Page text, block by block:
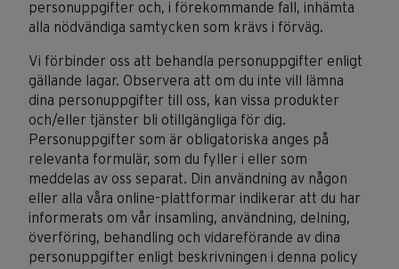
personuppgifter och, i förekommande fall, inhämta
alla nödvändiga samtycken som krävs i förväg.
Vi förbinder oss att behandla personuppgifter enligt
gällande lagar. Observera att om du inte vill lämna
dina personuppgifter till oss, kan vissa produkter
och/eller tjänster bli otillgängliga för dig.
Personuppgifter som är obligatoriska anges på
relevanta formulär, som du fyller i eller som
meddelas av oss separat. Din användning av någon
eller alla våra online-plattformar indikerar att du har
informerats om vår insamling, användning, delning,
överföring, behandling och vidareförande av dina
personuppgifter enligt beskrivningen i denna policy